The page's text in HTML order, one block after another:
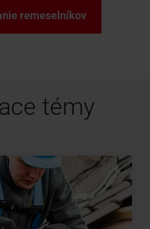
remeselníkov
témy